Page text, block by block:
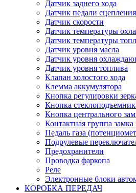
Датчик заднего хода
Датчик педали сцепления
Датчик скорости
Датчик температуры
Датчик температуры
Датчик уровня масла
Датчик уровня
Датчик уровня топлива
Клапан холостого хода
Клемма аккумулятора
Кнопка регулировки
Кнопка
Кнопка центрального
Контактная группа
Педаль газа
Подрулевые
Предохранители
Проводка фаркопа
Реле
Электронные блоки
КОРОБКА ПЕРЕДАЧ